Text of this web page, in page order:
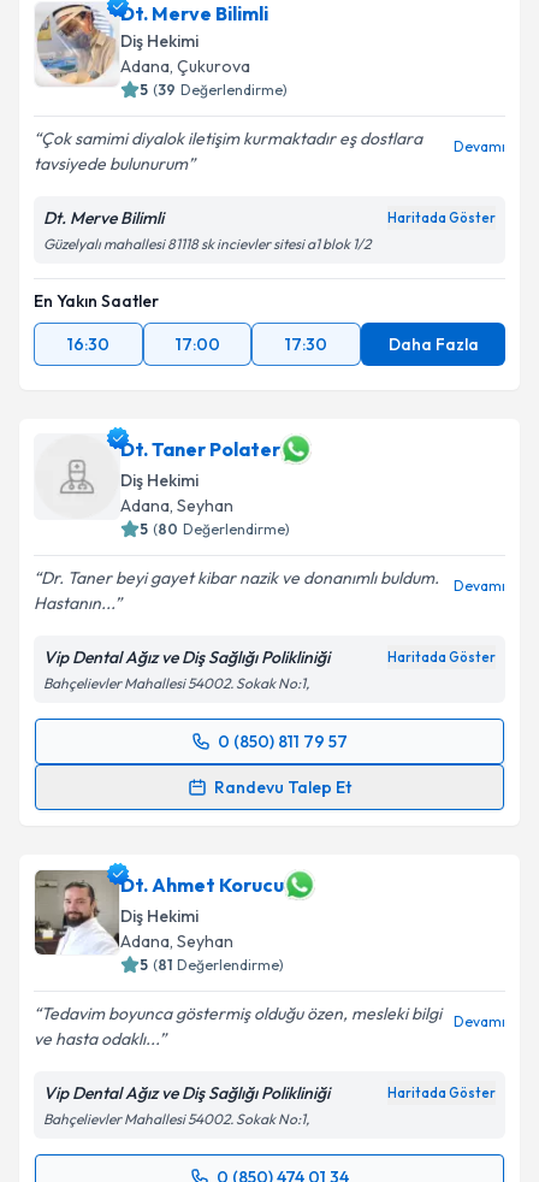
Dt. Merve Bilimli
Diş Hekimi
Adana, Çukurova
5 (39 Değerlendirme)
Çok samimi diyalok iletişim kurmaktadır eş dostlara
tavsiyede bulunurum
Devamı
Dt. Merve Bilimli Haritada Göster
Güzelyalı mahallesi 81118 sk incievler sitesi a1 blok 1/2
En Yakın Saatler
16:30
17:00 17:30 Daha Fazla
Dt. Taner Polater
Diş Hekimi
Adana, Seyhan
5 (80 Değerlendirme)
Dr. Taner beyi gayet kibar nazik ve donanımlı buldum.
Hastanın...
Devamı
Vip Dental Ağız ve Diş Sağlığı Polikliniği Haritada Göster
Bahçelievler Mahallesi 54002. Sokak No:1,
0 (850) 811 79 57
Randevu Talep Et
Randevu Takvimi Talebi
takvim hazırlandığında e-posta ile bilgilendireceğiz.
E-posta Adresiniz
Kişisel verilerimin işlenmesine ilişkin
kapsamda işlenmesini kabul ediyorum.
Takvim Talebini Gönder
Dt. Ahmet Korucu
Diş Hekimi
Adana, Seyhan
5 (81 Değerlendirme)
Tedavim boyunca göstermiş olduğu özen, mesleki bilgi
ve hasta odaklı...
Devamı
Vip Dental Ağız ve Diş Sağlığı Polikliniği Haritada Göster
Bahçelievler Mahallesi 54002. Sokak No:1,
0 (850) 474 01 34